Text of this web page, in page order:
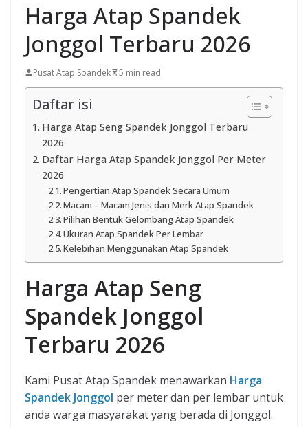
Harga Atap Spandek
Jonggol Terbaru 2026
Pusat Atap Spandek 5 min read
Daftar isi
Harga Atap Seng Spandek Jonggol Terbaru
2026
Daftar Harga Atap Spandek Jonggol Per Meter
2026
Pengertian Atap Spandek Secara Umum
Macam – Macam Jenis dan Merk Atap Spandek
Pilihan Bentuk Gelombang Atap Spandek
Ukuran Atap Spandek Per Lembar
Kelebihan Menggunakan Atap Spandek
Harga Atap Seng
Spandek Jonggol
Terbaru 2026
Kami Pusat Atap Spandek menawarkan Harga
Spandek Jonggol per meter dan per lembar untuk
anda warga masyarakat yang berada di Jonggol.